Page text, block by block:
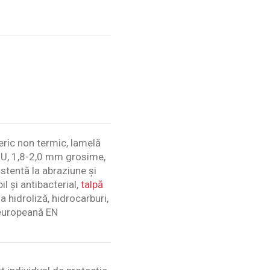
non termic, lamelă
1,8-2,0 mm grosime,
la abraziune și
și antibacterial,talpă
hidroliză, hidrocarburi,
EN